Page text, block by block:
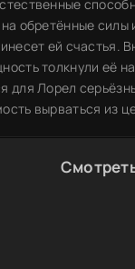
обретённые силы
ей счастья.
толкнули её
для Лорел
вырваться из